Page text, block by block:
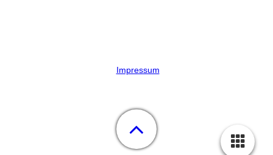
Impressum